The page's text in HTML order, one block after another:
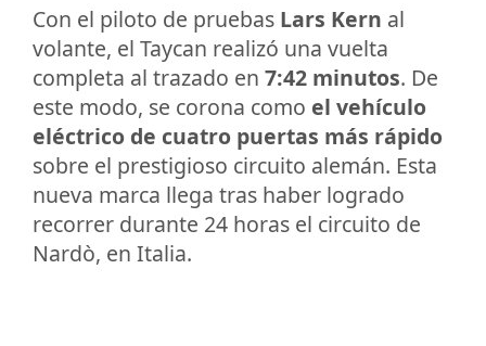
Con el piloto de pruebas Lars Kern al
volante, el Taycan realizó una vuelta
completa al trazado en 7:42 minutos. De
este modo, se corona como el vehículo
eléctrico de cuatro puertas más rápido
sobre el prestigioso circuito alemán. Esta
nueva marca llega tras haber logrado
recorrer durante 24 horas el circuito de
Nardò, en Italia.